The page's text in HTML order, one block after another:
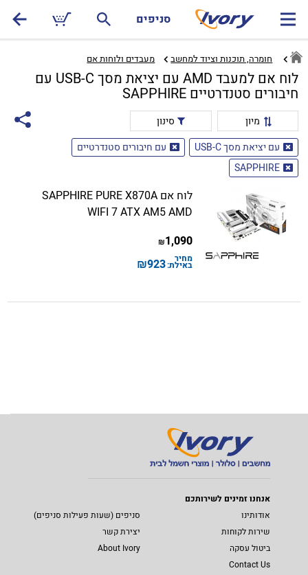
סניפים
חומרה, תוכנות וציוד למחשב מעבדים ולוחות אם‏
לוח אם למעבד AMD עם יציאת מסך USB-C עם
חיבורים סטנדרטיים SAPPHIRE
מיון
סינון
עם יציאת מסך USB-C
עם חיבורים סטנדרטיים
SAPPHIRE
לוח אם SAPPHIRE PURE X870A
WIFI 7 ATX AM5 AMD
1,090
₪
מחיר
באילת:923
₪
אנחנו זמינים לשירותכם
אודותינו
סניפים (שעות פעילות סניפים)
שירות לקוחות
יצירת קשר
ביטול עסקה
About Ivory
Contact Us